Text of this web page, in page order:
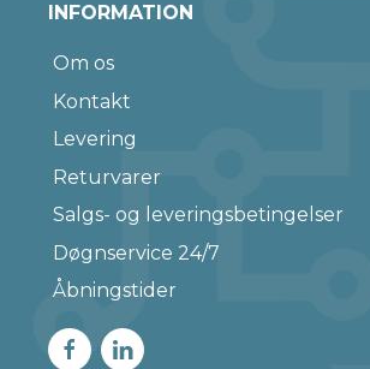
INFORMATION
Om os
Kontakt
Levering
Returvarer
Salgs- og leveringsbetingelser
Døgnservice 24/7
Åbningstider